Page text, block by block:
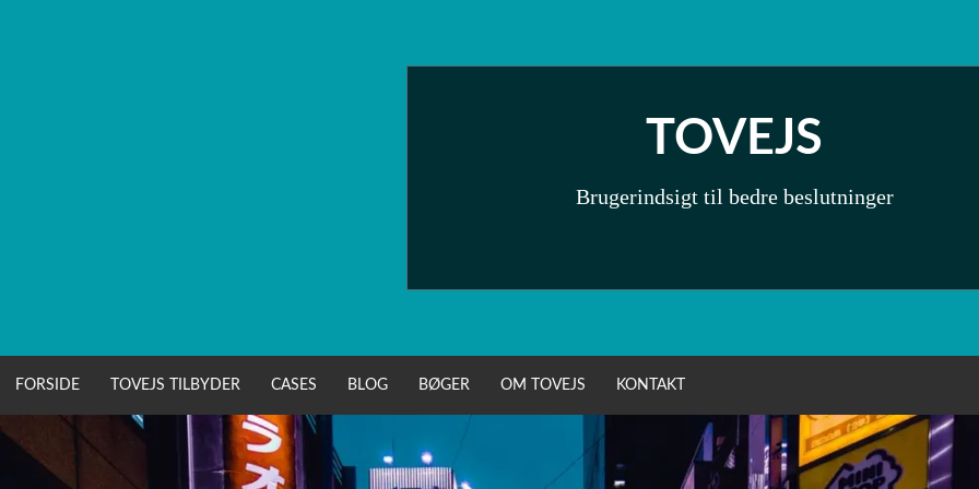
TOVEJS
Brugerindsigt til bedre beslutninger
FORSIDE TOVEJS TILBYDER CASES BLOG BØGER OM TOVEJS KONTAKT